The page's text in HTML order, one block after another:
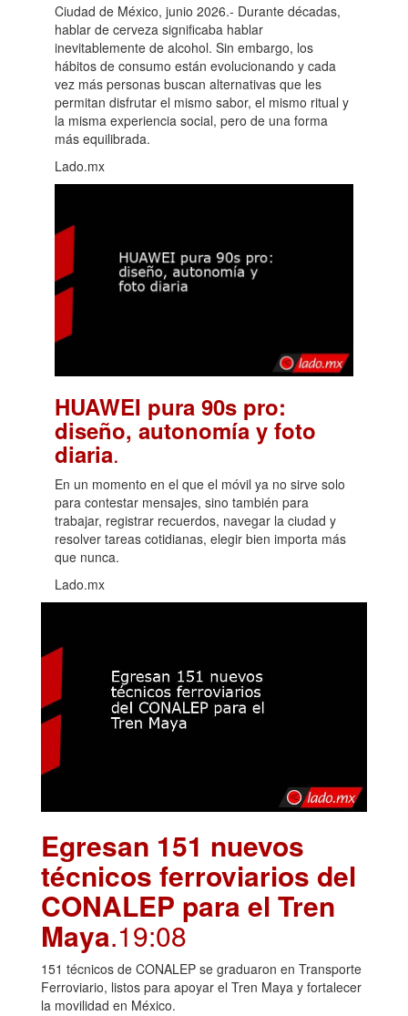
Ciudad de México, junio 2026.- Durante décadas,
hablar de cerveza significaba hablar
inevitablemente de alcohol. Sin embargo, los
hábitos de consumo están evolucionando y cada
vez más personas buscan alternativas que les
permitan disfrutar el mismo sabor, el mismo ritual y
la misma experiencia social, pero de una forma
más equilibrada.
Lado.mx
HUAWEI pura 90s pro:
diseño, autonomía y foto
diaria.
En un momento en el que el móvil ya no sirve solo
para contestar mensajes, sino también para
trabajar, registrar recuerdos, navegar la ciudad y
resolver tareas cotidianas, elegir bien importa más
que nunca.
Lado.mx
Egresan 151 nuevos
técnicos ferroviarios del
CONALEP para el Tren
Maya.19:08
151 técnicos de CONALEP se graduaron en Transporte
Ferroviario, listos para apoyar el Tren Maya y fortalecer
la movilidad en México.